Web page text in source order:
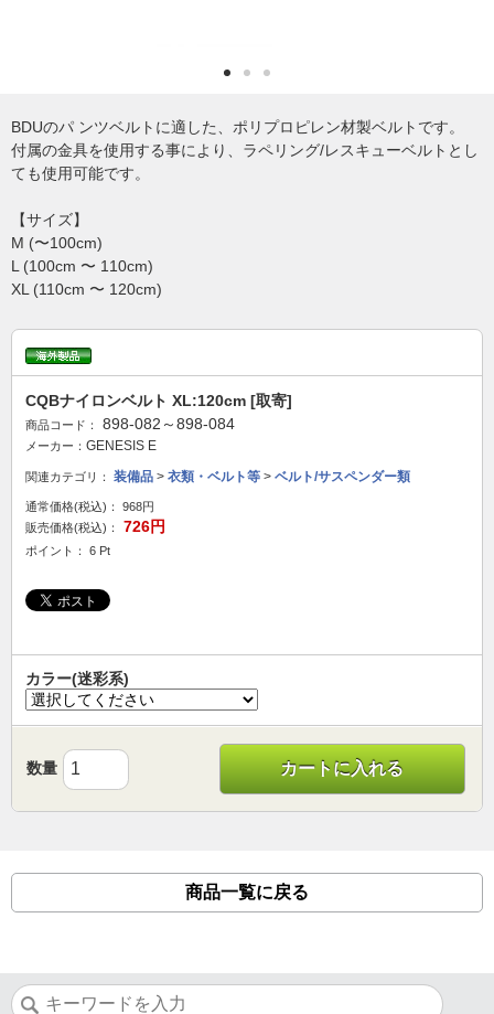
BDUのパ ンツベルトに適した、ポリプロピレン材製ベルトです。
付属の金具を使用する事により、ラペリング/レスキューベルトとし
ても使用可能です。
【サイズ】
M (〜100cm)
L (100cm 〜 110cm)
XL (110cm 〜 120cm)
CQBナイロンベルト XL:120cm [取寄]
商品コード： 898-082～898-084
メーカー： GENESIS E
関連カテゴリ： 装備品 > 衣類・ベルト等 > ベルト/サスペンダー類
通常価格(税込)：
968円
販売価格(税込)：
726円
ポイント： 6 Pt
カラー(迷彩系)
数量 カートに入れる
商品一覧に戻る